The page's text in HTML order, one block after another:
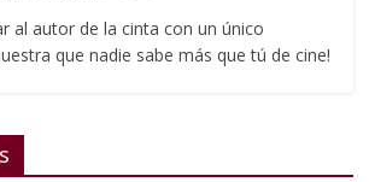
al autor de la cinta con un único
que nadie sabe más que tú de cine!